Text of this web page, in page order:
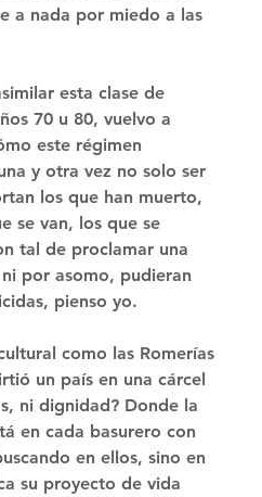
a nada por miedo a las
esta clase de
70 u 80, vuelvo a
este régimen
y otra vez no solo ser
los que han muerto,
se van, los que se
tal de proclamar una
por asomo, pudieran
pienso yo.
como las Romerías
un país en una cárcel
ni dignidad? Donde la
en cada basurero con
en ellos, sino en
su proyecto de vida